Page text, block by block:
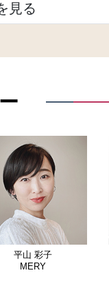
見る
平山 彩子
MERY